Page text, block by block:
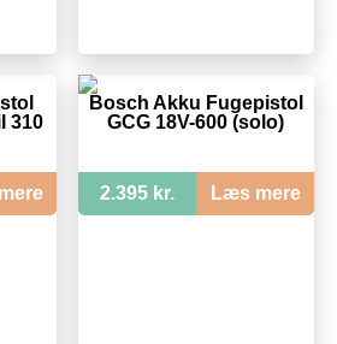
310
Bosch Akku Fugepistol
GCG 18V-600 (solo)
2.395 kr. Læs mere